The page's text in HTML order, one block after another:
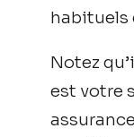
habituels
Notez
est votre